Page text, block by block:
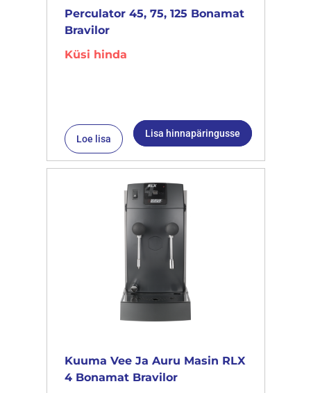
Perculator 45, 75, 125 Bonamat
Bravilor
Küsi hinda
Loe lisa Lisa hinnapäringusse
Kuuma Vee Ja Auru Masin RLX
4 Bonamat Bravilor